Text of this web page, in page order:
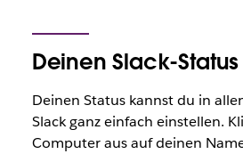
Deinen Slack-
Deinen Status kannst du in
Slack ganz einfach einstellen.
Computer aus auf deinen